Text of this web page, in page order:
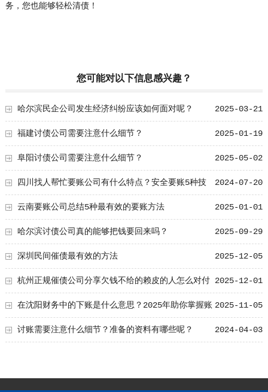
务，您也能够轻松清债！
您可能对以下信息感兴趣？
2025-03-21
哈尔滨民企公司发生经济纠纷应该如何面对呢？
2025-01-19
福建讨债公司需要注意什么细节？
2025-05-02
阜阳讨债公司需要注意什么细节？
2024-07-20
四川找人帮忙要账公司有什么特点？安全要账5种技
巧！ 2025-01-01
云南要账公司总结5种最有效的要账方法
2025-09-29
哈尔滨讨债公司真的能够把钱要回来吗？
2025-12-05
深圳民间催债最有效的方法
2025-12-01
杭州正规催债公司分享欠钱不给的赖皮的人怎么对付
2025-11-05
在沈阳财务中的下账是什么意思？2025年助你掌握账
务处理技巧 2024-04-03
讨账需要注意什么细节？准备的资料有哪些呢？